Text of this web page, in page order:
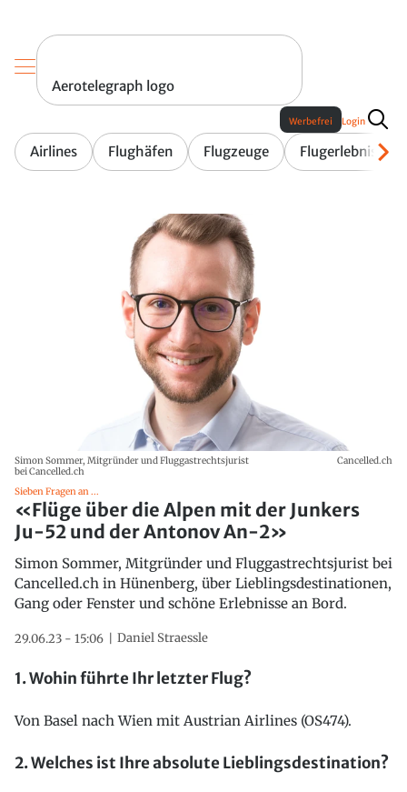
Aerotelegraph logo
Airlines Flughäfen Flugzeuge Flugerlebnis
Werbefrei Login
Simon Sommer, Mitgründer und Fluggastrechtsjurist
bei Cancelled.ch
Cancelled.ch
Sieben Fragen an ...
«Flüge über die Alpen mit der Junkers
Ju-52 und der Antonov An-2»
Simon Sommer, Mitgründer und Fluggastrechtsjurist bei
Cancelled.ch in Hünenberg, über Lieblingsdestinationen,
Gang oder Fenster und schöne Erlebnisse an Bord.
29.06.23 - 15:06 Daniel Straessle
1. Wohin führte Ihr letzter Flug?
Von Basel nach Wien mit Austrian Airlines (OS474).
2. Welches ist Ihre absolute Lieblingsdestination?